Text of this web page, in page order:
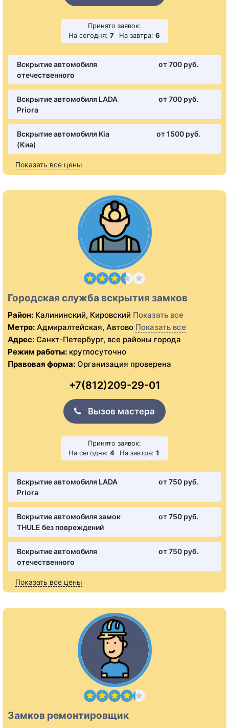
Принято заявок:
На сегодня: 7 На завтра: 6
Вскрытие автомобиля
отечественного
от 700 pуб.
Вскрытие автомобиля LADA
Priora
от 700 pуб.
Вскрытие автомобиля Kia
(Киа)
от 1500 pуб.
Показать все цены
Городская служба вскрытия замков
Район: Калининский, Кировский Показать все
Метро: Адмиралтейская, Автово Показать все
Адрес: Санкт-Петербург, все районы города
Режим работы: круглосуточно
Правовая форма: Организация проверена
+7(812)209-29-01
Вызов мастера
Принято заявок:
На сегодня: 4 На завтра: 1
Вскрытие автомобиля LADA
Priora
от 750 pуб.
Вскрытие автомобиля замок
THULE без повреждений
от 750 pуб.
Вскрытие автомобиля
отечественного
от 750 pуб.
Показать все цены
Замков ремонтировщик